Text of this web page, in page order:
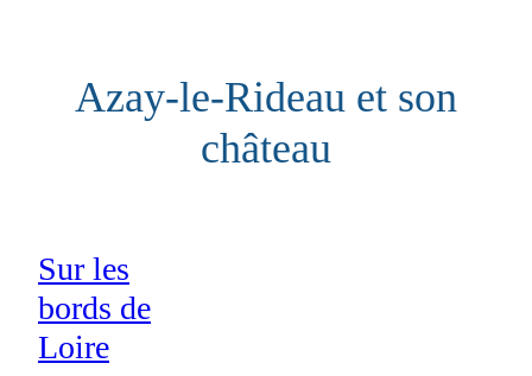
Azay-le-Rideau et son
château
Sur les
bords de
Loire